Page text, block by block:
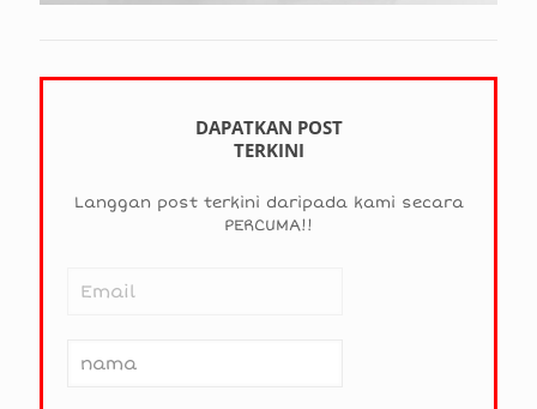
DAPATKAN POST
TERKINI
Langgan post terkini daripada kami secara
PERCUMA!!